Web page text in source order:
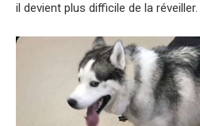
il devient plus difficile de la réveiller.